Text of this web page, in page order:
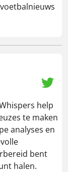
help
te maken
analyses en
bent
halen.